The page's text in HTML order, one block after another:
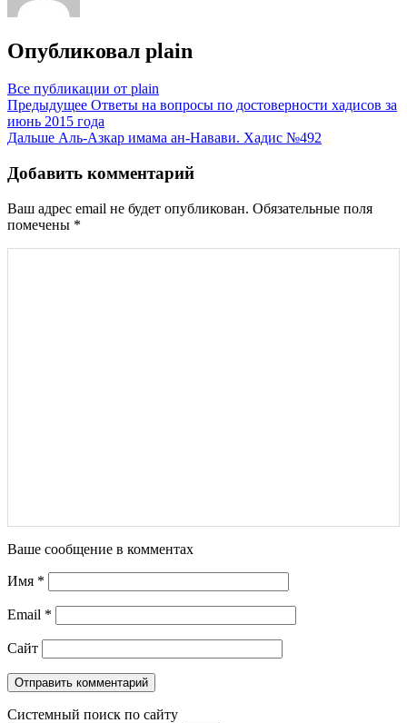
Опубликовал plain
Все публикации от plain
Навигация
по
Предыдущее Ответы на вопросы по достоверности хадисов за
июнь 2015 года
Дальше Аль-Азкар имама ан-Навави. Хадис №492
Добавить комментарий
Ваш адрес email не будет опубликован. Обязательные поля
помечены *
Ваше сообщение в комментах
Имя *
Email *
Сайт
Системный поиск по сайту